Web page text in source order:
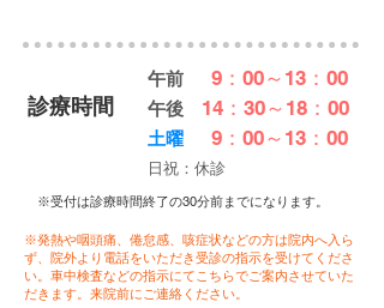
​診療時間
午前 9：00～13：00
午後 14：30～18：00
土曜 9：00～13：00
日祝：休診
※受付は診療時間終了の30分前までになります。
※発熱や咽頭痛、倦怠感、咳症状などの方は院内へ入ら
ず、院外より電話をいただき受診の指示を受けてくださ
い。​車中検査などの指示にてこちらでご案内させていた
だきます。来院前にご連絡ください。